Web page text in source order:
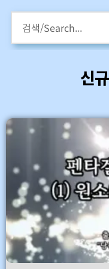
구독회원
카멜롯 인터뷰
신